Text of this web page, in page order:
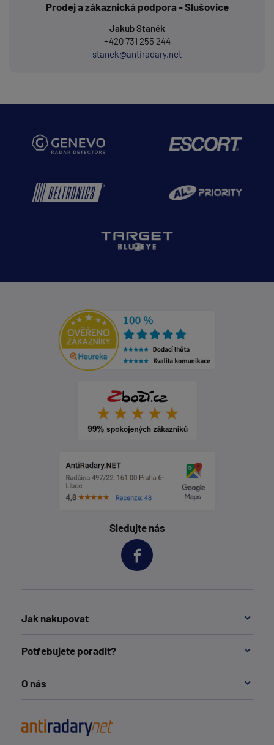
Prodej a zákaznická podpora - Slušovice
Jakub Staněk
+420 731 255 244
stanek@antiradary.net
Sledujte nás
Jak nakupovat
Potřebujete poradit?
O nás